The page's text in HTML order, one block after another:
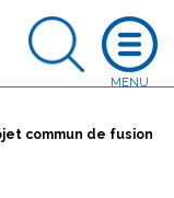
commun de fusion